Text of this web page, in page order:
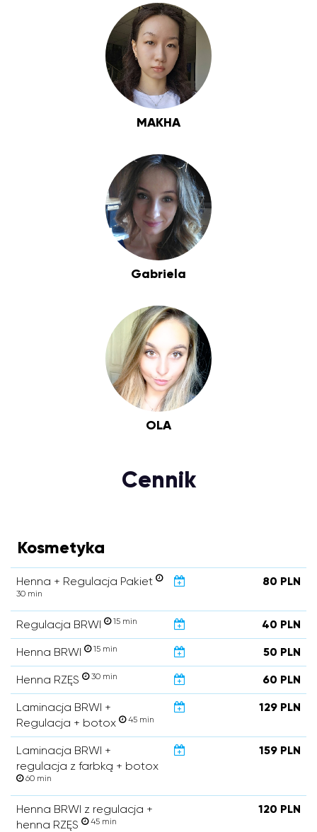
MAKHA
Gabriela
OLA
Cennik
Kosmetyka
Henna + Regulacja Pakiet
30 min
80 PLN
Regulacja BRWI 15 min 40 PLN
Henna BRWI 15 min 50 PLN
Henna RZĘS 30 min 60 PLN
Laminacja BRWI +
Regulacja + botox
45 min
129 PLN
Laminacja BRWI +
regulacja z farbką + botox
60 min
159 PLN
Henna BRWI z regulacja +
henna RZĘS
45 min
120 PLN